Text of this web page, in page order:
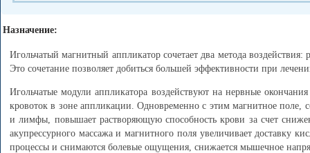
Назначение:
Игольчатый магнитный аппликатор сочетает два метода
Это сочетание позволяет добиться большей эффективности при
Игольчатые модули аппликатора воздействуют на нервные
кровоток в зоне аппликации. Одновременно с этим магнитное поле,
и лимфы, повышает растворяющую способность крови за счет
акупрессурного массажа и магнитного поля увеличивает доставку
процессы и снимаются болевые ощущения, снижается мышечное